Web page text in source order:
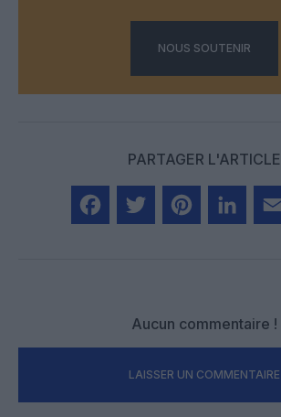
NOUS SOUTENIR
PARTAGER L'ARTICLE
Aucun commentaire !
LAISSER UN COMMENTAIRE